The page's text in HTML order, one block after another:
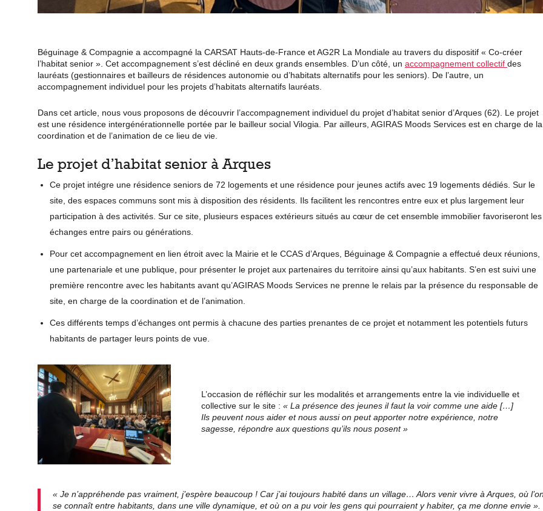
Béguinage & Compagnie a accompagné la CARSAT Hauts-de-France et AG2R La Mondiale au travers du dispositif « Co-créer
l’habitat senior ». Cet accompagnement s’est décliné en deux grands ensembles. D’un côté, un accompagnement collectif des
lauréats (gestionnaires et bailleurs de résidences autonomie ou d’habitats alternatifs pour les seniors). De l’autre, un
accompagnement individuel pour les projets d’habitats alternatifs lauréats.
Dans cet article, nous vous proposons de découvrir l’accompagnement individuel du projet d’habitat senior d’Arques (62). Le projet
est une résidence intergénérationnelle portée par le bailleur social Vilogia . Par ailleurs, AGIRAS Moods Services est en charge de la
coordination et de l’animation de ce lieu de vie.
Le projet d’habitat senior à Arques
Ce projet intégre une résidence seniors de 72 logements et une résidence pour jeunes actifs avec 19 logements dédiés. Sur le
site, des espaces communs sont mis à disposition des résidents. Ils facilitent les rencontres entre eux et plus largement leur
participation à des activités. Sur ce site, plusieurs espaces extérieurs situés au cœur de cet ensemble immobilier favoriseront les
échanges entre pairs ou générations.
Pour cet accompagnement en lien étroit avec la Mairie et le CCAS d’Arques, Béguinage & Compagnie a effectué deux réunions,
une partenariale et une publique, pour présenter le projet aux partenaires du territoire ainsi qu’aux habitants. S’en est suivi une
première rencontre avec les habitants avant qu’AGIRAS Moods Services ne prenne le relais par la présence du responsable de
site, en charge de la coordination et de l’animation.
Ces différents temps d’échanges ont permis à chacune des parties prenantes de ce projet et notamment les potentiels futurs
habitants de partager leurs points de vue.
L’occasion de réfléchir sur les modalités et arrangements entre la vie individuelle et
collective sur le site : « La présence des jeunes il faut la voir comme une aide […]
Ils peuvent nous aider et nous aussi on peut apporter notre expérience, notre
sagesse, répondre aux questions qu’ils nous posent »
« Je n’appréhende pas vraiment, j’espère beaucoup ! Car j’ai toujours habité dans un village… Alors venir vivre à Arques, où
se connaît entre habitants, dans une ville dynamique, et où on a pu voir les gens qui pourraient y habiter, ça me donne envie ».